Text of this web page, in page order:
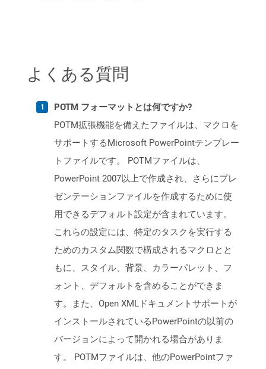
よくある質問
POTM フォーマットとは何ですか?
POTM拡張機能を備えたファイルは、マクロを
サポートするMicrosoft PowerPointテンプレー
トファイルです。 POTMファイルは、
PowerPoint 2007以上で作成され、さらにプレ
ゼンテーションファイルを作成するために使
用できるデフォルト設定が含まれています。
これらの設定には、特定のタスクを実行する
ためのカスタム関数で構成されるマクロとと
もに、スタイル、背景、カラーパレット、フ
ォント、デフォルトを含めることができま
す。また、Open XMLドキュメントサポートが
インストールされているPowerPointの以前の
バージョンによって開かれる場合がありま
す。 POTMファイルは、他のPowerPointファ